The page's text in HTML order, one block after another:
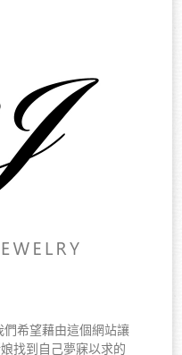
們希望藉由這個網站讓
找到自己夢寐以求的